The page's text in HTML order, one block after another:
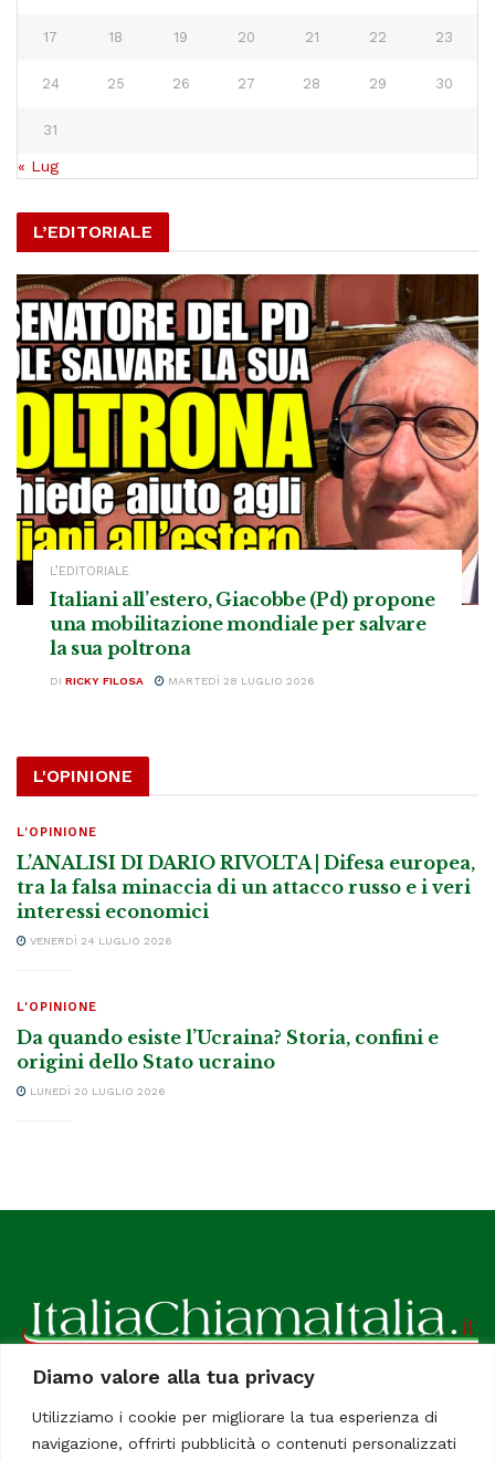
Diamo valore alla tua privacy
Utilizziamo i cookie per migliorare la tua esperienza di
navigazione, offrirti pubblicità o contenuti personalizzati
17 18 19 20 21 22 23
24 25 26 27 28 29 30
31
« Lug
L’EDITORIALE
L’EDITORIALE
Italiani all’estero, Giacobbe (Pd) propone
una mobilitazione mondiale per salvare
la sua poltrona
DI RICKY FILOSA MARTEDÌ 28 LUGLIO 2026
L'OPINIONE
L'OPINIONE
L’ANALISI DI DARIO RIVOLTA | Difesa europea,
tra la falsa minaccia di un attacco russo e i veri
interessi economici
VENERDÌ 24 LUGLIO 2026
L'OPINIONE
Da quando esiste l’Ucraina? Storia, confini e
origini dello Stato ucraino
LUNEDÌ 20 LUGLIO 2026
ItaliaChiamaItalia, il TUO quotidiano online preferito.
Dedicato in particolare a tutti gli italiani residenti all'estero.